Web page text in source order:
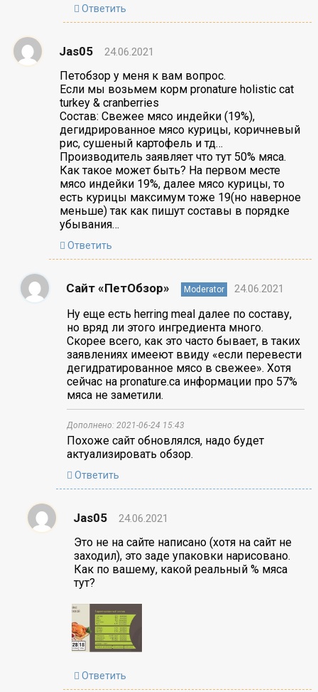
Ответить
Jas05 24.06.2021
Петобзор у меня к вам вопрос.
Если мы возьмем корм pronature holistic cat
turkey & cranberries
Состав: Свежее мясо индейки (19%),
дегидрированное мясо курицы, коричневый
рис, сушеный картофель и тд…
Производитель заявляет что тут 50% мяса.
Как такое может быть? На первом месте
мясо индейки 19%, далее мясо курицы, то
есть курицы максимум тоже 19(но наверное
меньше) так как пишут составы в порядке
убывания…
Ответить
Сайт «ПетОбзор» Moderator 24.06.2021
Ну еще есть herring meal далее по составу,
но вряд ли этого ингредиента много.
Скорее всего, как это часто бывает, в таких
заявлениях имееют ввиду «если перевести
дегидратированное мясо в свежее». Хотя
сейчас на pronature.ca информации про 57%
мяса не заметили.
Дополнено: 2021-06-24 15:43
Похоже сайт обновлялся, надо будет
актуализировать обзор.
Ответить
Jas05 24.06.2021
Это не на сайте написано (хотя на сайт не
заходил), это заде упаковки нарисовано.
Как по вашему, какой реальный % мяса
тут?
Ответить